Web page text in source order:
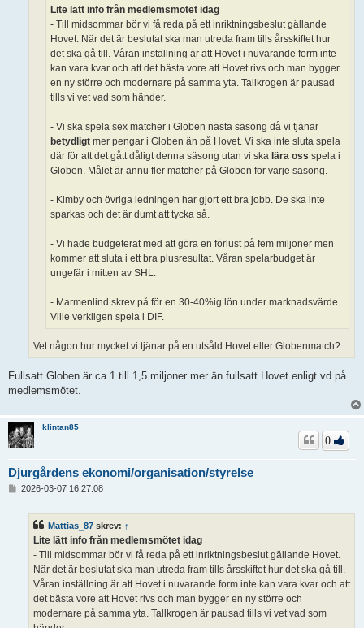
Lite lätt info från medlemsmötet idag
- Till midsommar bör vi få reda på ett inriktningsbeslut gällande
Hovet. När det är beslutat ska man utreda fram tills årsskiftet hur
det ska gå till. Våran inställning är att Hovet i nuvarande form inte
kan vara kvar och att det bästa vore att Hovet rivs och man bygger
en ny större och modernare på samma yta. Tallkrogen är pausad
tills vi vet vad som händer.
- Vi ska spela sex matcher i Globen nästa säsong då vi tjänar
betydligt mer pengar i Globen än på Hovet. Vi ska inte sluta spela
där för att det gått dåligt denna säsong utan vi ska lära oss spela i
Globen. Målet är ännu fler matcher på Globen för varje säsong.
- Kimby och övriga ledningen har gjort ett bra jobb. De ska inte
sparkas och det är dumt att tycka så.
- Vi hade budgeterat med att göra en förlust på fem miljoner men
kommer att sluta i ett bra plusresultat. Våran spelarbudget är
ungefär i mitten av SHL.
- Marmenlind skrev på för en 30-40%ig lön under marknadsvärde.
Ville verkligen spela i DIF.
Vet någon hur mycket vi tjänar på en utsåld Hovet eller Globenmatch?
Fullsatt Globen är ca 1 till 1,5 miljoner mer än fullsatt Hovet enligt vd på
medlemsmötet.
klintan85
Djurgårdens ekonomi/organisation/styrelse
0
2026-03-07 16:27:08
Mattias_87 skrev: ↑
Lite lätt info från medlemsmötet idag
- Till midsommar bör vi få reda på ett inriktningsbeslut gällande Hovet.
När det är beslutat ska man utreda fram tills årsskiftet hur det ska gå till.
Våran inställning är att Hovet i nuvarande form inte kan vara kvar och att
det bästa vore att Hovet rivs och man bygger en ny större och
modernare på samma yta. Tallkrogen är pausad tills vi vet vad som